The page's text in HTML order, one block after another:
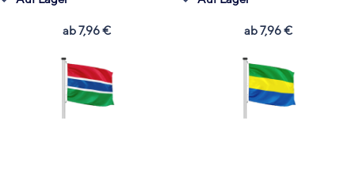
ab7,96€ ab7,96€